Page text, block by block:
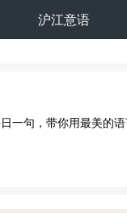
沪江意语
一句，带你用最美的